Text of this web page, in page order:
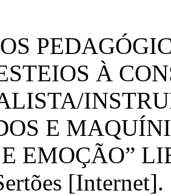
À
E
EMOÇÃO”